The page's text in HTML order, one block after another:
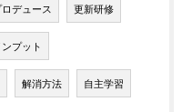
デュース 更新研修
プット
解消方法 自主学習